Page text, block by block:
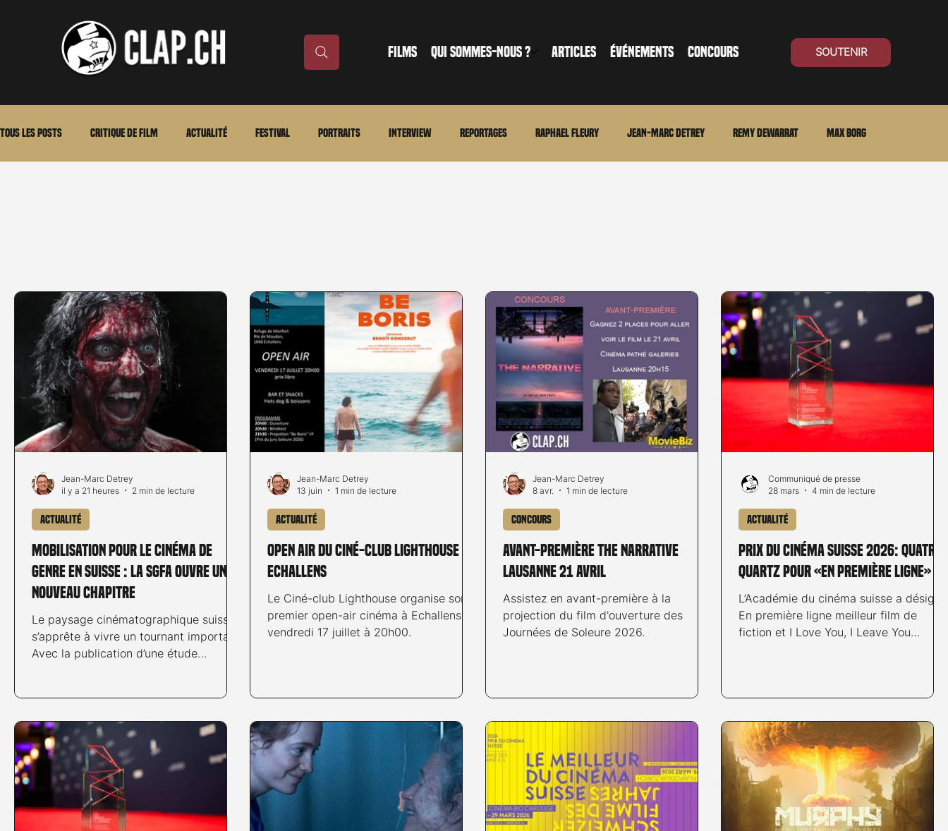
FILMS QUI SOMMES-NOUS ? ARTICLES ÉVÉNEMENTS CONCOURS SOUTENIR
Tous les posts Critique de film Actualité Festival Portraits Interview Reportages Raphael Fleury Jean-Marc Detrey Remy Dewarrat Max Borg
Mobilisation pour le cinéma de
genre en Suisse : la SGFA ouvre un
nouveau chapitre
Le paysage cinématographique suisse
s’apprête à vivre un tournant important.
Avec la publication d’une étude
mobilisation inédite en faveur du
cinéma de genre, un domaine créatif
riche mais historiquement marginalisé
dans les politiques de soutien
nationales. Cette initiative marque
l’entrée du débat dans une phase
nouvelle : celle de la transparence, des
Actualité
Jean-Marc Detrey
il y a 21 heures
2 min de lecture
Open Air du ciné-club Lighthouse à
Echallens
Le Ciné-club Lighthouse organise son
premier open-air cinéma à Echallens le
vendredi 17 juillet à 20h00.
Actualité
Jean-Marc Detrey
13 juin
1 min de lecture
Avant-première The Narrative
Lausanne 21 avril
Assistez en avant-première à la
projection du film d'ouverture des
Journées de Soleure 2026.
Concours
Jean-Marc Detrey
8 avr.
1 min de lecture
Prix du cinéma suisse 2026: quatre
Quartz pour «En première ligne»
L’Académie du cinéma suisse a
En première ligne meilleur film de
fiction et I Love You, I Leave You
Actualité
Communiqué de presse
28 mars
4 min de lecture